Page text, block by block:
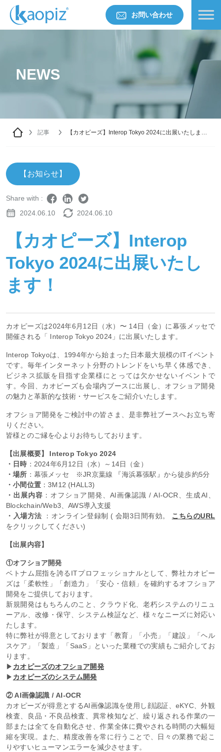
お問い合わせ
NEWS
記事
【カオピーズ】Interop Tokyo 2024に出展いたしま
【お知らせ】
Share with :
2024.06.10
2024.06.10
【カオピーズ】Interop
Tokyo 2024に出展いたし
ます！
カオピーズは2024年6月12日（水）〜 14日（金）に幕張メッセで
開催される「 Interop Tokyo 2024」に出展いたします。
Interop Tokyoは、1994年から始まった日本最大規模のITイベント
です。毎年インターネット分野のトレンドをいち早く体感でき、
ビジネス拡販を目指す企業様にとっては欠かせないイベントで
す。今回、カオピーズも会場内ブースに出展し、オフショア開発
の魅力と革新的な技術・サービスをご紹介いたします。
オフショア開発をご検討中の皆さま、是非弊社ブースへお立ち寄
りください。
皆様とのご縁を心よりお待ちしております。
【出展概要】 Interop Tokyo 2024
・日時 ：2024年6月12日（水）～14日（金）
・場所 ：幕張メッセ ※JR京葉線 『海浜幕張駅』から徒歩約5分
・小間位置 ：3M12 (HALL3)
・出展内容 ：オフショア開発、AI画像認識 / AI-OCR、生成AI、
Blockchain/Web3、AWS導入支援
・入場方法 ：オンライン登録制 ( 会期3日間有効。 こちらのURL
をクリックしてください)
【出展内容】
①オフショア開発
ベトナム屈指を誇るITプロフェッショナルとして、弊社カオピー
ズは「柔軟性」「創造力」「安心・信頼」を確約するオフショア
開発をご提供しております。
新規開発はもちろんのこと、クラウド化、老朽システムのリニュ
ーアル、改修・保守、システム検証など、様々なニーズに対応い
たします。
特に弊社が得意としております「教育」「小売」「建設」「ヘル
スケア」「製造」「SaaS」といった業種での実績もご紹介してお
ります。
▶ カオピーズのオフショア開発
▶ カオピーズのシステム開発
② AI画像認識 / AI-OCR
カオピーズが得意とするAI画像認識を使用し顔認証、eKYC、外観
検査、良品・不良品検査、異常検知など、繰り返される作業の一
部または全てを自動化させ、作業全体に費やされる時間の大幅短
縮を実現。また、精度改善を常に行うことで、日々の業務で起こ
りやすいヒューマンエラーを減少させます。